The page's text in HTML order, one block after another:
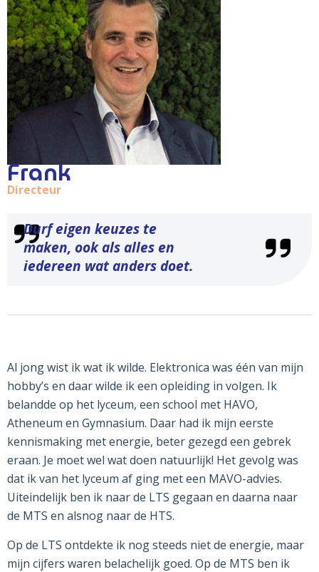
Frank
Directeur
Durf eigen keuzes te
maken, ook als alles en
iedereen wat anders doet.
Al jong wist ik wat ik wilde. Elektronica was één van mijn
hobby’s en daar wilde ik een opleiding in volgen. Ik
belandde op het lyceum, een school met HAVO,
Atheneum en Gymnasium. Daar had ik mijn eerste
kennismaking met energie, beter gezegd een gebrek
eraan. Je moet wel wat doen natuurlijk! Het gevolg was
dat ik van het lyceum af ging met een MAVO-advies.
Uiteindelijk ben ik naar de LTS gegaan en daarna naar
de MTS en alsnog naar de HTS.
Op de LTS ontdekte ik nog steeds niet de energie, maar
mijn cijfers waren belachelijk goed. Op de MTS ben ik